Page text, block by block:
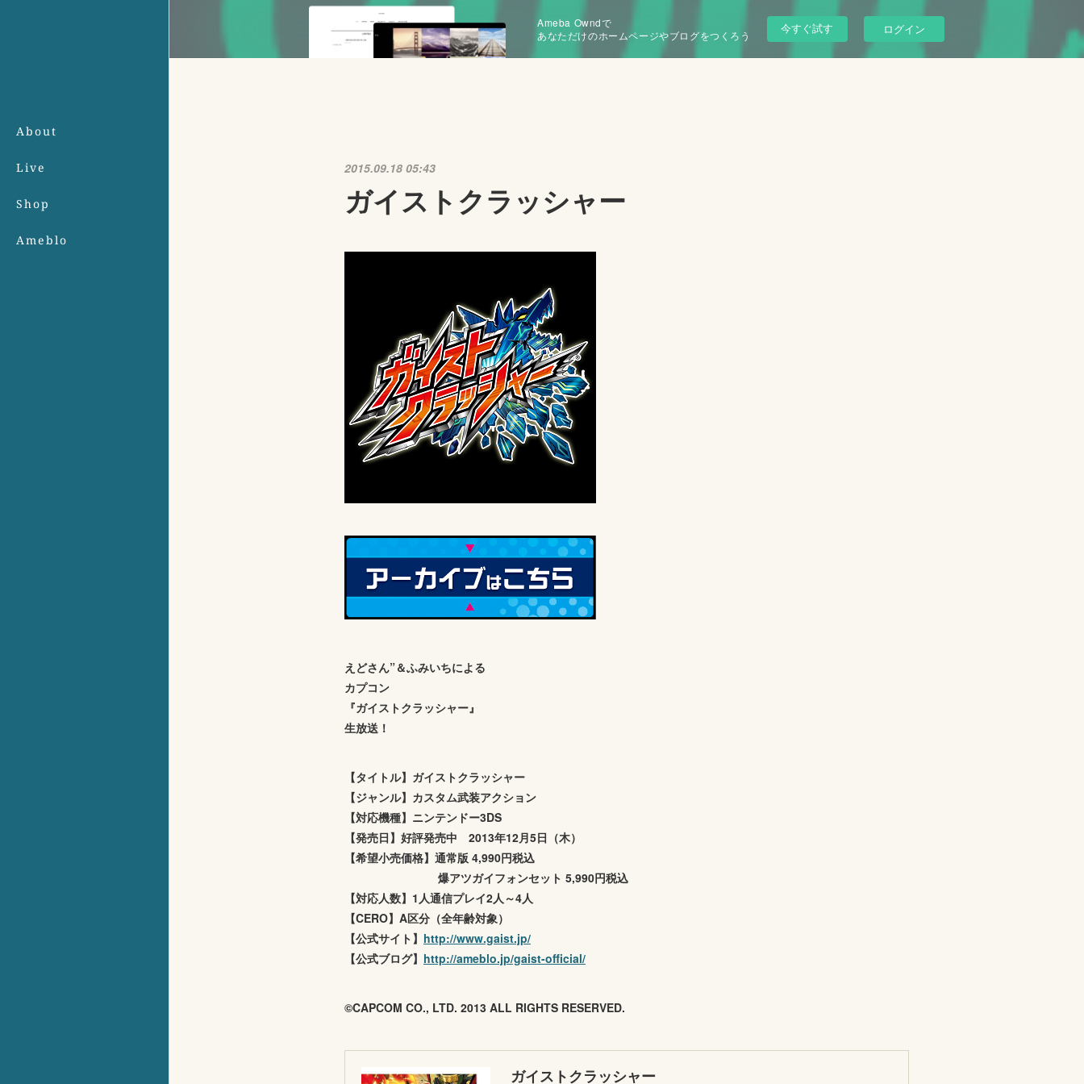
About
Live
Shop
Ameblo
Ameba Owndで
あなただけのホームページやブログをつくろう
今すぐ試す ログイン
2015.09.18 05:43
ガイストクラッシャー
えどさん”＆ふみいちによる
カプコン
『ガイストクラッシャー』
生放送！
【タイトル】ガイストクラッシャー
【ジャンル】カスタム武装アクション
【対応機種】ニンテンドー3DS
【発売日】好評発売中 2013年12月5日（木）
【希望小売価格】通常版 4,990円税込
爆アツガイフォンセット 5,990円税込
【対応人数】1人通信プレイ2人～4人
【CERO】A区分（全年齢対象）
【公式サイト】 http://www.gaist.jp/
【公式ブログ】 http://ameblo.jp/gaist-official/
©CAPCOM CO., LTD. 2013 ALL RIGHTS RESERVED.
ガイストクラッシャー